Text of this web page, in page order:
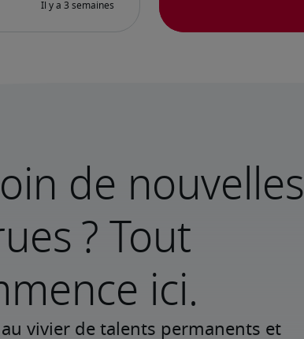
de nouvelles
? Tout
ici.
au vivier de talents permanents et